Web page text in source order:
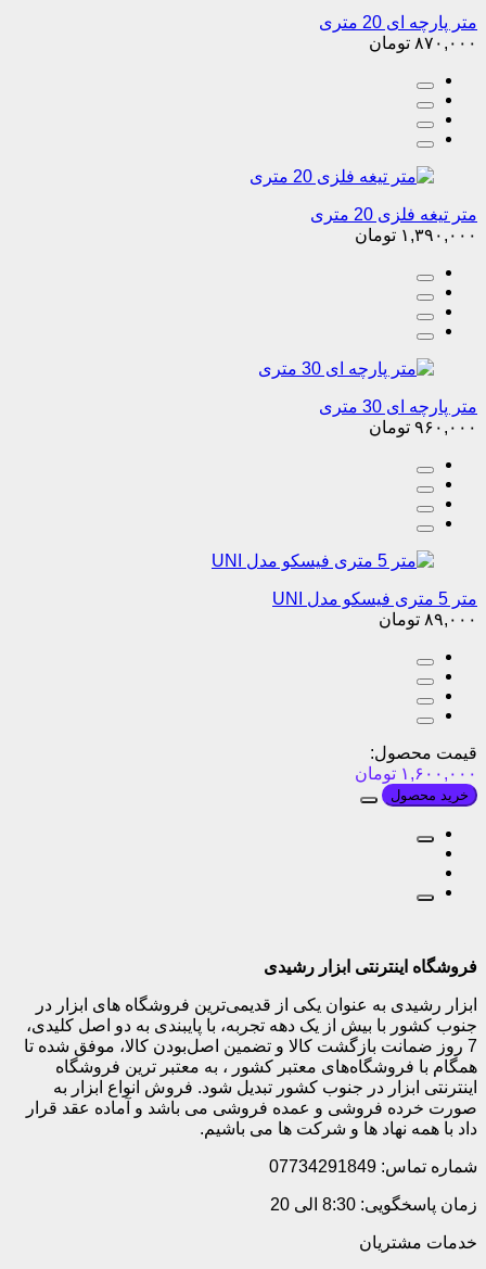
متر پارچه ای 20 متری
۸۷۰,۰۰۰ تومان
متر تیغه فلزی 20 متری
۱,۳۹۰,۰۰۰ تومان
متر پارچه ای 30 متری
۹۶۰,۰۰۰ تومان
متر 5 متری فیسکو مدل UNI
۸۹,۰۰۰ تومان
قیمت محصول:
۱,۶۰۰,۰۰۰ تومان
خرید محصول
فروشگاه اینترنتی ابزار رشیدی
ابزار رشیدی به عنوان یکی از قدیمی‌ترین فروشگاه های ابزار در
جنوب کشور با بیش از یک دهه تجربه، با پایبندی به دو اصل کلیدی،
7 روز ضمانت بازگشت کالا و تضمین اصل‌بودن کالا، موفق شده تا
همگام با فروشگاه‌های معتبر کشور ، به معتبر ترین فروشگاه
اینترنتی ابزار در جنوب کشور تبدیل شود. فروش انواع ابزار به
صورت خرده فروشی و عمده فروشی می باشد و آماده عقد قرار
داد با همه نهاد ها و شرکت ها می باشیم.
شماره تماس: 07734291849
زمان پاسخگویی: 8:30 الی 20
خدمات مشتریان